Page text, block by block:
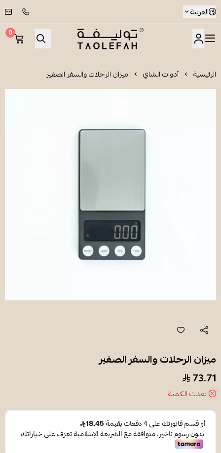
العربية
شاي توليفة
0
الرئيسية أدوات الشاي ميزان الرحلات والسفر الصغير
ميزان الرحلات والسفر الصغير
73.71
نفدت الكمية